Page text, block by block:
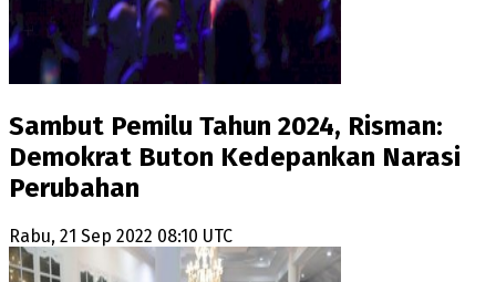
Sambut Pemilu Tahun 2024, Risman:
Demokrat Buton Kedepankan Narasi
Perubahan
Rabu, 21 Sep 2022 08:10 UTC